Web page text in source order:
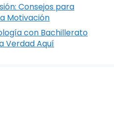
Consejos para
Motivación
con Bachillerato
Verdad Aquí